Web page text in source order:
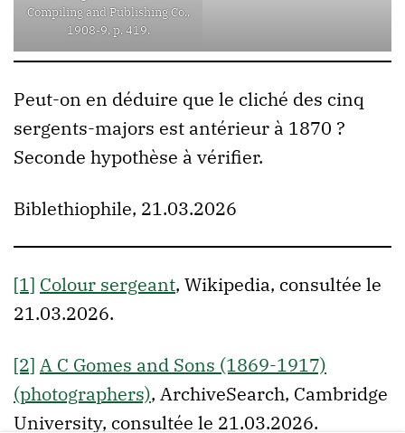
Compiling and Publishing Co.,
1908-9, p. 419.
Peut-on en déduire que le cliché des cinq
sergents-majors est antérieur à 1870 ?
Seconde hypothèse à vérifier.
Biblethiophile, 21.03.2026
[1] Colour sergeant, Wikipedia, consultée le
21.03.2026.
[2] A C Gomes and Sons (1869-1917)
(photographers), ArchiveSearch, Cambridge
University, consultée le 21.03.2026.